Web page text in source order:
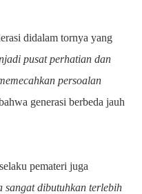
didalam tornya yang
pusat perhatian dan
persoalan
generasi berbeda jauh
pemateri juga
sangat dibutuhkan terlebih